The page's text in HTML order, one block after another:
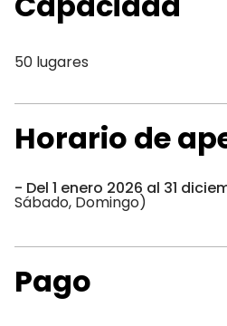
50 lugares
Horario de
Del 1 enero 2026 al 31
Sábado, Domingo)
Pago